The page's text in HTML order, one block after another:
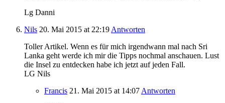
Lg Danni
Nils 20. Mai 2015 at 22:19 Antworten
Toller Artikel. Wenn es für mich irgendwann mal nach Sri
Lanka geht werde ich mir die Tipps nochmal anschauen. Lust
die Insel zu entdecken habe ich jetzt auf jeden Fall.
LG Nils
Francis 21. Mai 2015 at 14:07 Antworten